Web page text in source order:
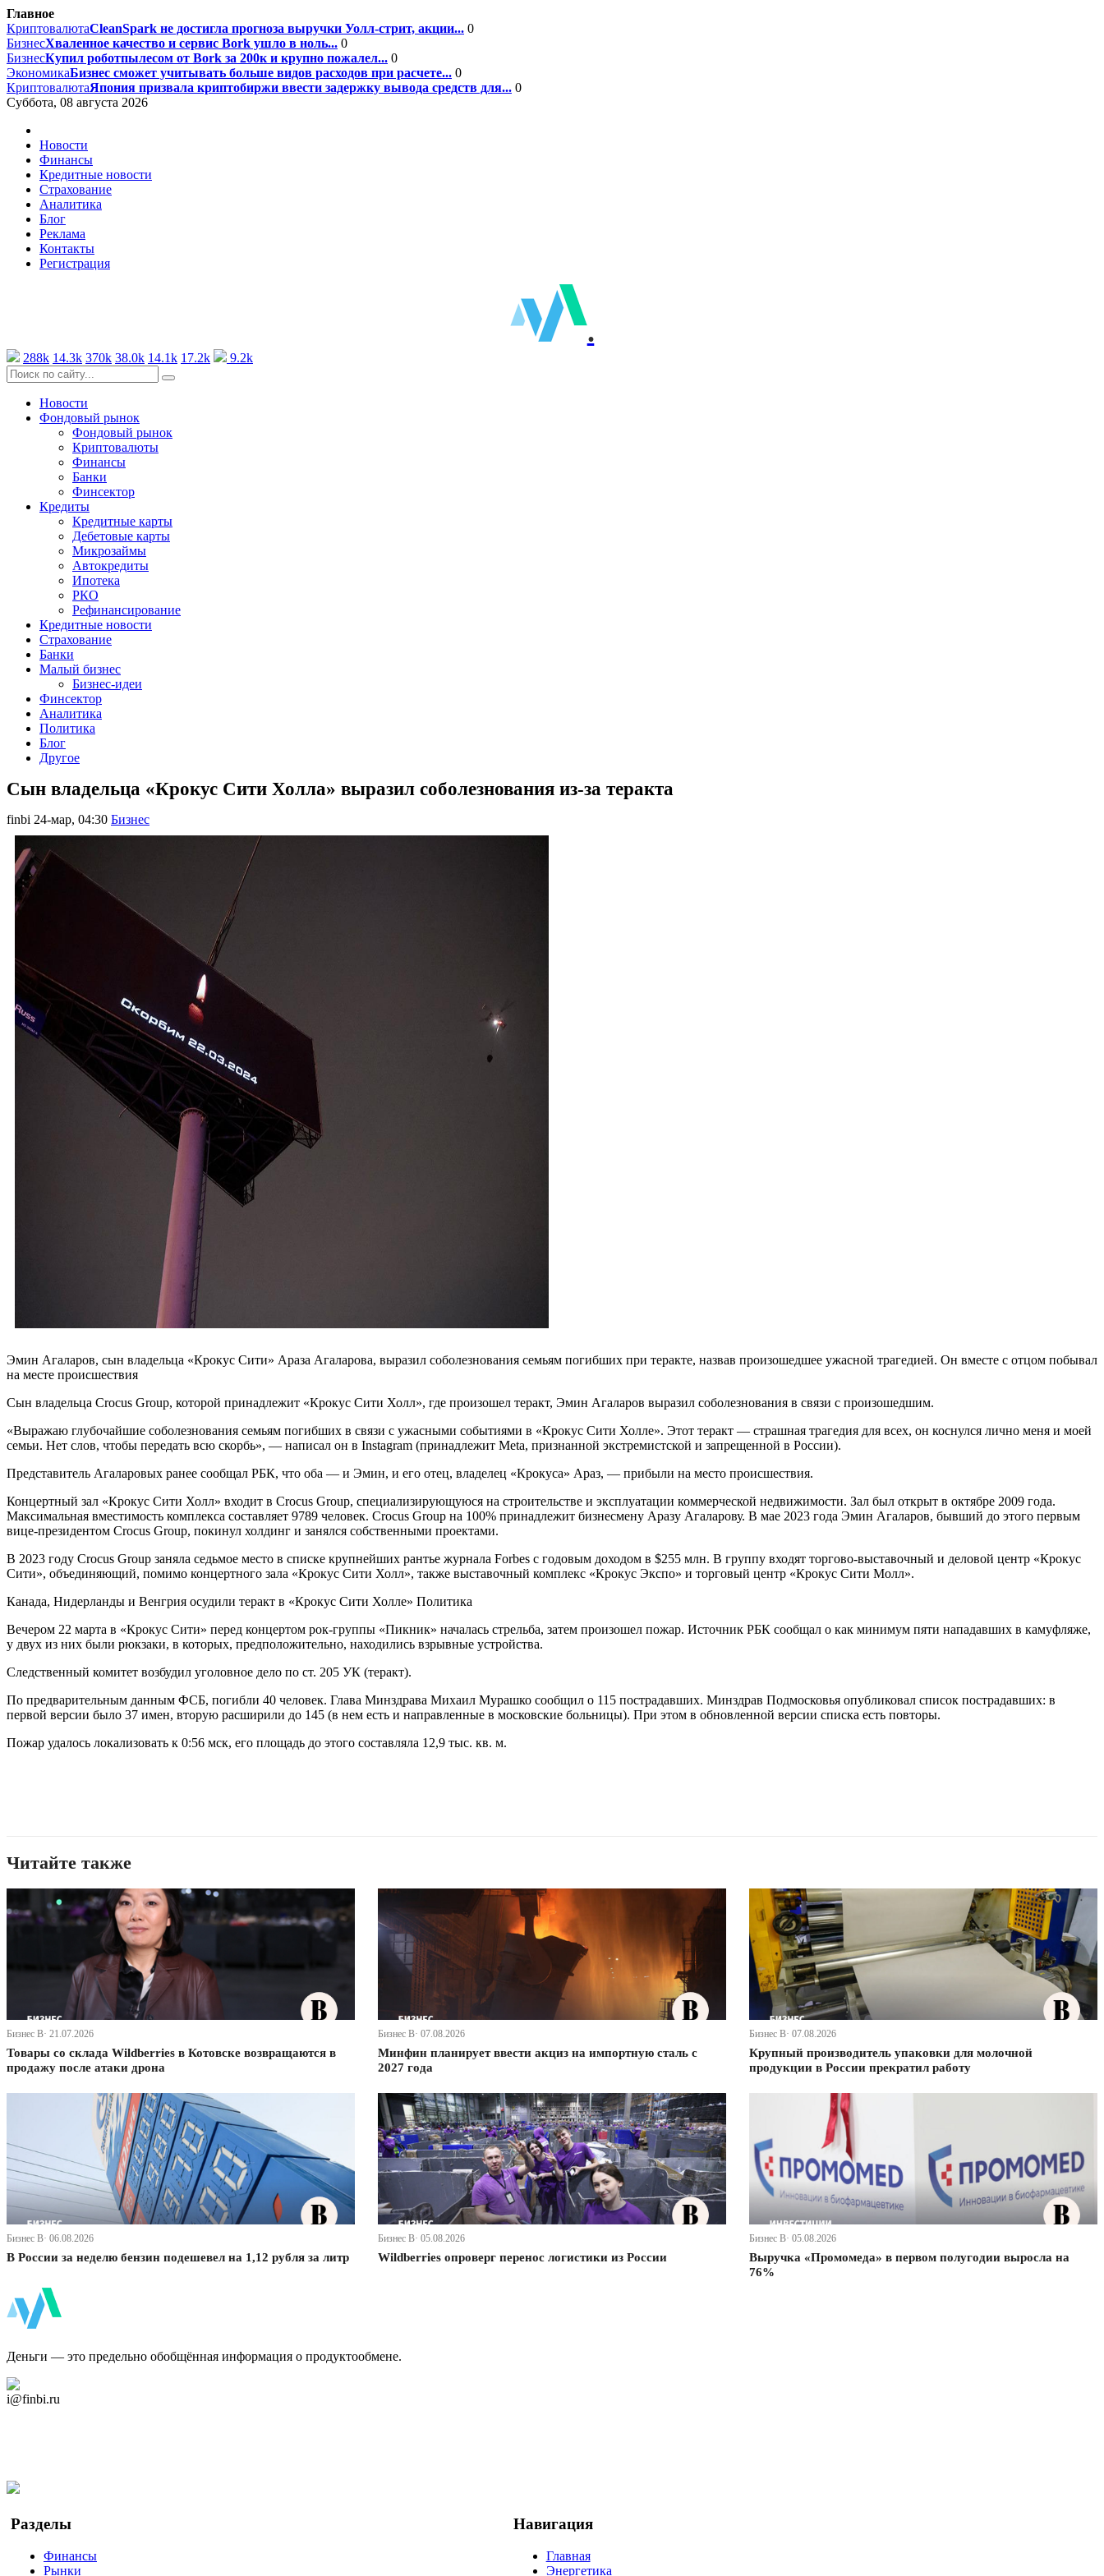
Главное
КриптовалютаCleanSpark не достигла прогноза выручки Уолл-стрит, акции... 0
БизнесХваленное качество и сервис Bork ушло в ноль... 0
БизнесКупил роботпылесом от Bork за 200к и крупно пожалел... 0
ЭкономикаБизнес сможет учитывать больше видов расходов при расчете... 0
КриптовалютаЯпония призвала криптобиржи ввести задержку вывода средств для... 0
Суббота, 08 августа 2026
Новости
Финансы
Кредитные новости
Страхование
Аналитика
Блог
Реклама
Контакты
Регистрация
.
288k 14.3k 370k 38.0k 14.1k 17.2k 9.2k
Новости
Фондовый рынок
Фондовый рынок
Криптовалюты
Финансы
Банки
Финсектор
Кредиты
Кредитные карты
Дебетовые карты
Микрозаймы
Автокредиты
Ипотека
РКО
Рефинансирование
Кредитные новости
Страхование
Банки
Малый бизнес
Бизнес-идеи
Финсектор
Аналитика
Политика
Блог
Другое
Сын владельца «Крокус Сити Холла» выразил соболезнования из-за теракта
finbi 24-мар, 04:30 Бизнес
Эмин Агаларов, сын владельца «Крокус Сити» Араза Агаларова, выразил соболезнования семьям погибших при теракте, назвав произошедшее ужасной трагедией. Он вместе с отцом побывал
на месте происшествия
Сын владельца Crocus Group, которой принадлежит «Крокус Сити Холл», где произошел теракт, Эмин Агаларов выразил соболезнования в связи с произошедшим.
«Выражаю глубочайшие соболезнования семьям погибших в связи с ужасными событиями в «Крокус Сити Холле». Этот теракт — страшная трагедия для всех, он коснулся лично меня и моей
семьи. Нет слов, чтобы передать всю скорбь», — написал он в Instagram (принадлежит Meta, признанной экстремистской и запрещенной в России).
Представитель Агаларовых ранее сообщал РБК, что оба — и Эмин, и его отец, владелец «Крокуса» Араз, — прибыли на место происшествия.
Концертный зал «Крокус Сити Холл» входит в Crocus Group, специализирующуюся на строительстве и эксплуатации коммерческой недвижимости. Зал был открыт в октябре 2009 года.
Максимальная вместимость комплекса составляет 9789 человек. Crocus Group на 100% принадлежит бизнесмену Аразу Агаларову. В мае 2023 года Эмин Агаларов, бывший до этого первым
вице-президентом Crocus Group, покинул холдинг и занялся собственными проектами.
В 2023 году Crocus Group заняла седьмое место в списке крупнейших рантье журнала Forbes с годовым доходом в $255 млн. В группу входят торгово-выставочный и деловой центр «Крокус
Сити», объединяющий, помимо концертного зала «Крокус Сити Холл», также выставочный комплекс «Крокус Экспо» и торговый центр «Крокус Сити Молл».
Канада, Нидерланды и Венгрия осудили теракт в «Крокус Сити Холле» Политика
Вечером 22 марта в «Крокус Сити» перед концертом рок-группы «Пикник» началась стрельба, затем произошел пожар. Источник РБК сообщал о как минимум пяти нападавших в камуфляже,
у двух из них были рюкзаки, в которых, предположительно, находились взрывные устройства.
Следственный комитет возбудил уголовное дело по ст. 205 УК (теракт).
По предварительным данным ФСБ, погибли 40 человек. Глава Минздрава Михаил Мурашко сообщил о 115 пострадавших. Минздрав Подмосковья опубликовал список пострадавших: в
первой версии было 37 имен, вторую расширили до 145 (в нем есть и направленные в московские больницы). При этом в обновленной версии списка есть повторы.
Пожар удалось локализовать к 0:56 мск, его площадь до этого составляла 12,9 тыс. кв. м.
Читайте также
Бизнес В· 21.07.2026
Товары со склада Wildberries в Котовске возвращаются в
продажу после атаки дрона
Бизнес В· 07.08.2026
Минфин планирует ввести акциз на импортную сталь с
2027 года
Бизнес В· 07.08.2026
Крупный производитель упаковки для молочной
продукции в России прекратил работу
Бизнес В· 06.08.2026
В России за неделю бензин подешевел на 1,12 рубля за литр
Бизнес В· 05.08.2026
Wildberries опроверг перенос логистики из России
Бизнес В· 05.08.2026
Выручка «Промомеда» в первом полугодии выросла на
76%
Деньги — это предельно обобщённая информация о продуктообмене.
i@finbi.ru
Разделы
Финансы
Рынки
Навигация
Главная
Энергетика